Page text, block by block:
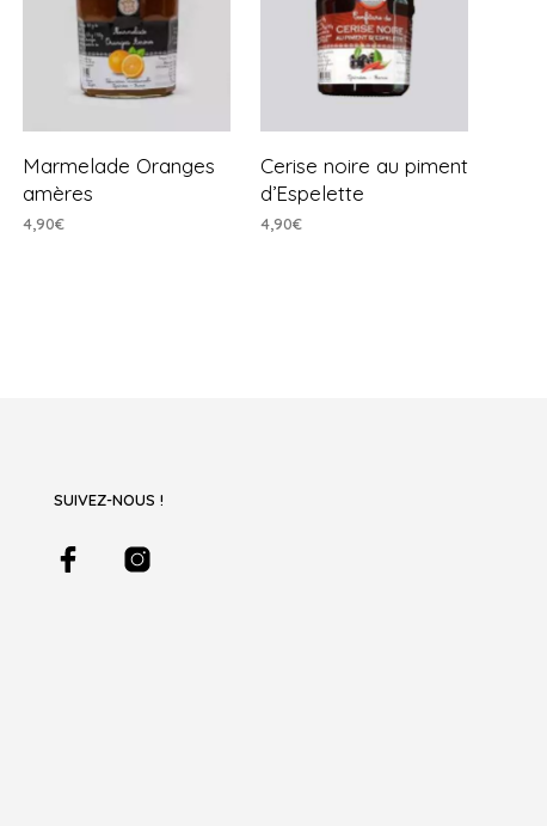
Marmelade Oranges
amères
4,90€
Cerise noire au piment
d’Espelette
4,90€
SUIVEZ-NOUS !